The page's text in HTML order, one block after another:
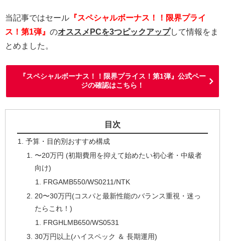
当記事ではセール 『スペシャルボーナス！！限界プライ
ス！第1弾』 のオススメPCを3つピックアップして情報をま
とめました。
『スペシャルボーナス！！限界プライス！第1弾』公式ペー
ジの確認はこちら！
目次
予算・目的別おすすめ構成
〜20万円 (初期費用を抑えて始めたい初心者・中級者
向け)
FRGAMB550/WS0211/NTK
20〜30万円(コスパと最新性能のバランス重視・迷っ
たらこれ！)
FRGHLMB650/WS0531
30万円以上(ハイスペック ＆ 長期運用)